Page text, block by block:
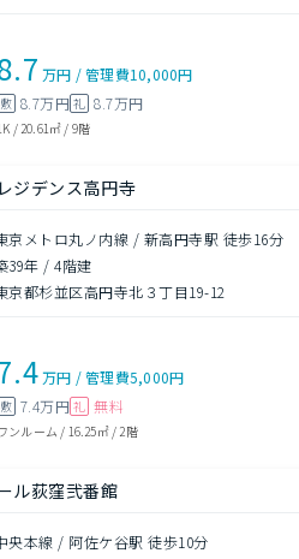
万円 /管理費10,000円
敷 8.7万円礼 8.7万円
/ 20.61㎡ / 9階
ジデンス高円寺
京メトロ丸ノ内線 / 新高円寺駅 徒歩16分
39年 /4階建
京都杉並区高円寺北３丁目19-12
万円 /管理費5,000円
敷 7.4万円 礼 無料
ンルーム / 16.25㎡/ 2階
ル荻窪弐番館
央本線 / 阿佐ケ谷駅 徒歩10分